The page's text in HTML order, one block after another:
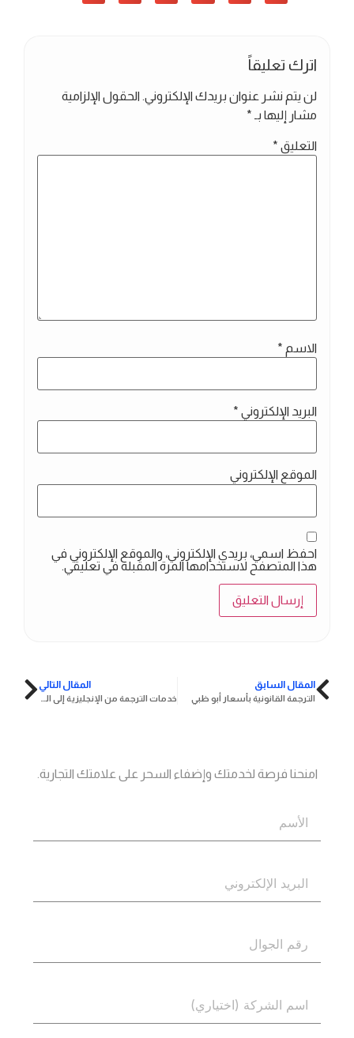
امنحنا فرصة لخدمتك وإضفاء السحر على علامتك التجارية.
اترك تعليقاً
لن يتم نشر عنوان بريدك الإلكتروني. الحقول الإلزامية
مشار إليها بـ *
التعليق *
الاسم *
البريد الإلكتروني *
الموقع الإلكتروني
احفظ اسمي، بريدي الإلكتروني، والموقع الإلكتروني في
هذا المتصفح لاستخدامها المرة المقبلة في تعليقي.
المقال السابق
الترجمة القانونية بأسعار أبو ظبي
المقال التالي